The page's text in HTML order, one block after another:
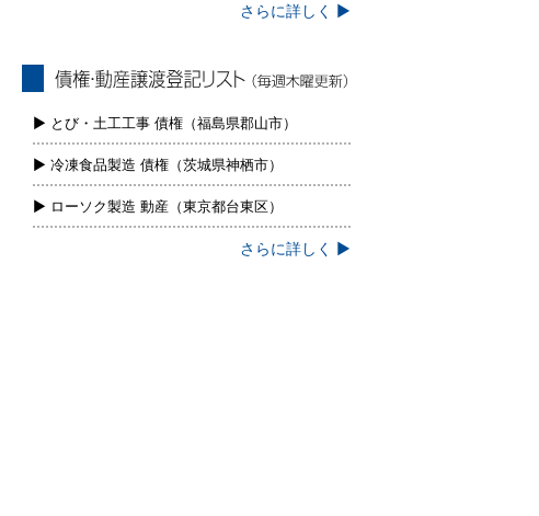
さらに詳しく ▶
新）
▶ とび・土工工事 債権（福島県郡山市）
▶ 冷凍食品製造 債権（茨城県神栖市）
▶ ローソク製造 動産（東京都台東区）
さらに詳しく ▶